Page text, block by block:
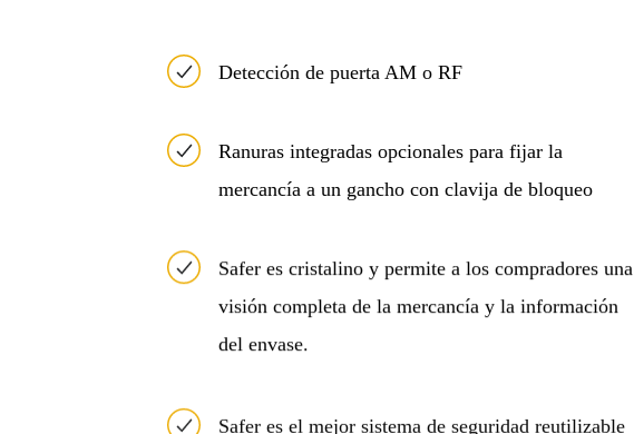
Detección de puerta AM o RF
Ranuras integradas opcionales para fijar la
mercancía a un gancho con clavija de bloqueo
Safer es cristalino y permite a los compradores una
visión completa de la mercancía y la información
del envase.
Safer es el mejor sistema de seguridad reutilizable